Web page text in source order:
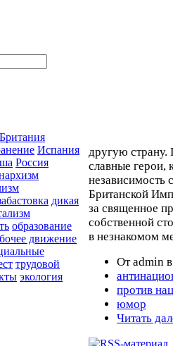
Британия
Испания
Россия
дикая
образование
движение
трудовой
экология
другую страну.
славные герои,
независимость
Британской
за священное
собственной
в незнакомом
От admin
против
юмор
Читать